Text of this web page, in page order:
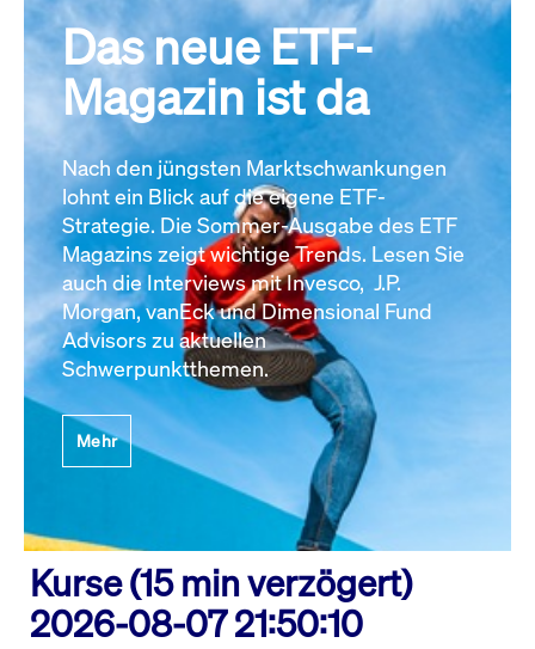
Das neue ETF-
Magazin ist da
Nach den jüngsten Marktschwankungen
lohnt ein Blick auf die eigene ETF-
Strategie. Die Sommer-Ausgabe des ETF
Magazins zeigt wichtige Trends. Lesen Sie
auch die Interviews mit Invesco, J.P.
Morgan, vanEck und Dimensional Fund
Advisors zu aktuellen
Schwerpunktthemen.
Mehr
Kurse (15 min verzögert)
2026-08-07 21:50:10